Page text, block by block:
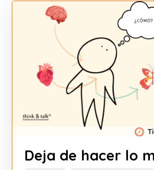
Deja de hacer lo